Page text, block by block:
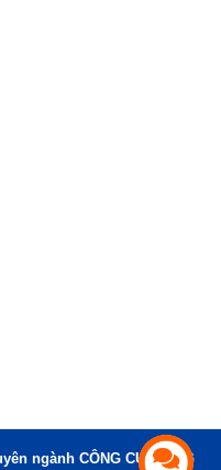
ngành CÔNG CỤ, DỤNG